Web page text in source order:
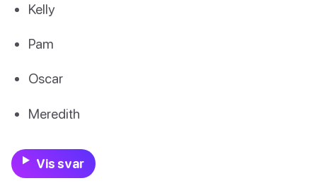
Kelly
Pam
Oscar
Meredith
Vis svar